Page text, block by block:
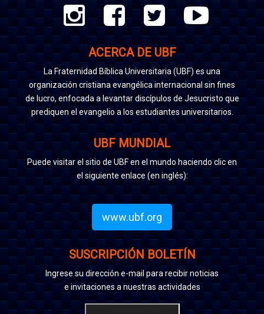
ACERCA DE UBF
La Fraternidad Bíblica Universitaria (UBF) es una
organización cristiana evangélica internacional sin fines
de lucro, enfocada a levantar discípulos de Jesucristo que
prediquen el evangelio a los estudiantes universitarios.
UBF MUNDIAL
Puede visitar el sitio de UBF en el mundo haciendo clic en
el siguiente enlace (en inglés):
www.ubf.org
SUSCRIPCIÓN BOLETÍN
Ingrese su dirección e-mail para recibir noticias
e invitaciones a nuestras actividades